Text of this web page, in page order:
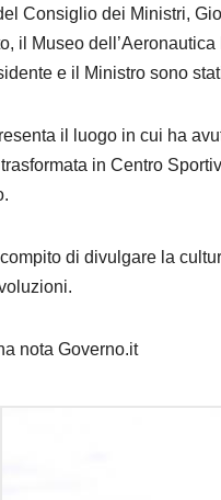
Consiglio dei Ministri,
il Museo
e il Ministro sono
il luogo in cui ha
in Centro
compito di divulgare la
nota Governo.it